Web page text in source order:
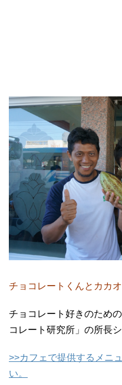
チョコレートくんとカカ
チョコレート好きのため
コレート研究所」の所長シ
>>カフェで提供するメニ
い。